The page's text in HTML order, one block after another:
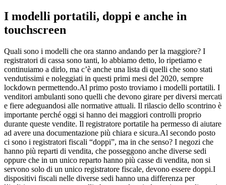
I modelli portatili, doppi e anche in
touchscreen
Quali sono i modelli che ora stanno andando per la maggiore? I
registratori di cassa sono tanti, lo abbiamo detto, lo ripetiamo e
continuiamo a dirlo, ma c’è anche una lista di quelli che sono stati
vendutissimi e noleggiati in questi primi mesi del 2020, sempre
lockdown permettendo.Al primo posto troviamo i modelli portatili. I
venditori ambulanti sono quelli che devono girare per diversi mercati
e fiere adeguandosi alle normative attuali. Il rilascio dello scontrino è
importante perché oggi si hanno dei maggiori controlli proprio
durante queste vendite. Il registratore portatile ha permesso di aiutare
ad avere una documentazione più chiara e sicura.Al secondo posto
ci sono i registratori fiscali “doppi”, ma in che senso? I negozi che
hanno più reparti di vendita, che posseggono anche diverse sedi
oppure che in un unico reparto hanno più casse di vendita, non si
servono solo di un unico registratore fiscale, devono essere doppi.I
dispositivi fiscali nelle diverse sedi hanno una differenza per